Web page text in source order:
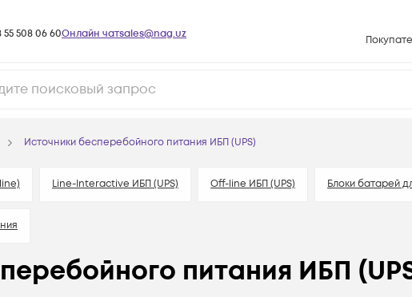
55 508 06 60Онлайн чатsales@nag.uz
Источники бесперебойного питания ИБП (UPS)
Line-Interactive ИБП (UPS) Off-line ИБП (UPS) Блоки батарей
питания ИБП